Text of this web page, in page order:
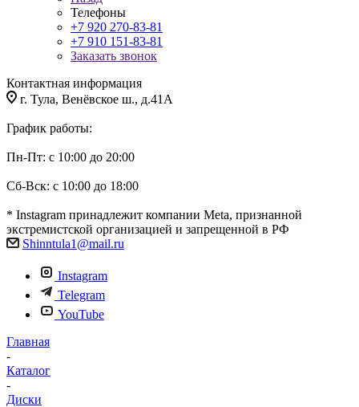
Телефоны
+7 920 270-83-81
+7 910 151-83-81
Заказать звонок
Контактная информация
г. Тула, Венёвское ш., д.41А
График работы:
Пн-Пт: с 10:00 до 20:00
Сб-Вск: с 10:00 до 18:00
* Instagram принадлежит компании Meta, признанной
экстремистской организацией и запрещенной в РФ
Shinntula1@mail.ru
Instagram
Telegram
YouTube
Главная
-
Каталог
-
Диски